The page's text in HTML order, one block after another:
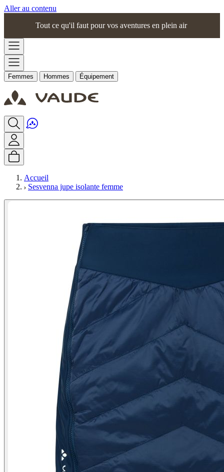
Aller au contenu
Tout ce qu'il faut pour vos aventures en plein air
Femmes Hommes Équipement
Accueil
Sesvenna jupe isolante femme